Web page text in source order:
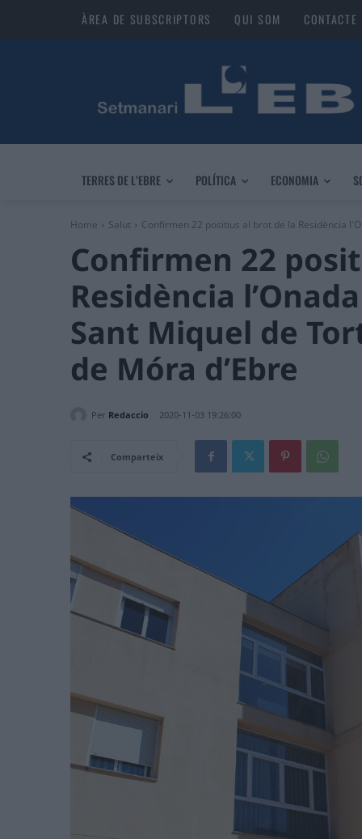
ÀREA DE SUBSCRIPTORS QUI SOM CONTACTE
TERRES DE L’EBRE POLÍTICA ECONOMIA
Home Salut Confirmen 22 positius al brot de la Residència
Confirmen 22
Residència
Sant Miquel de
de Móra d’Ebre
Per Redaccio 2020-11-03 19:26:00
Comparteix